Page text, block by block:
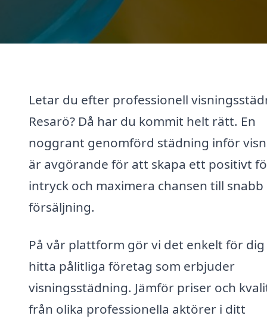
Letar du efter professionell
Resarö? Då har du kommit helt rätt. En
noggrant genomförd städning inför
är avgörande för att skapa ett positivt
intryck och maximera chansen till snabb
försäljning.
På vår plattform gör vi det enkelt för
hitta pålitliga företag som erbjuder
visningsstädning. Jämför priser och
från olika professionella aktörer i ditt